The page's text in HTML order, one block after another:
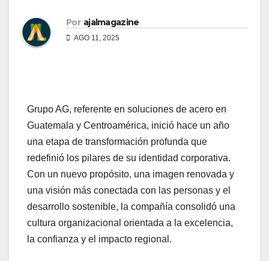
Por ajalmagazine
AGO 11, 2025
Grupo AG, referente en soluciones de acero en
Guatemala y Centroamérica, inició hace un año
una etapa de transformación profunda que
redefinió los pilares de su identidad corporativa.
Con un nuevo propósito, una imagen renovada y
una visión más conectada con las personas y el
desarrollo sostenible, la compañía consolidó una
cultura organizacional orientada a la excelencia,
la confianza y el impacto regional.